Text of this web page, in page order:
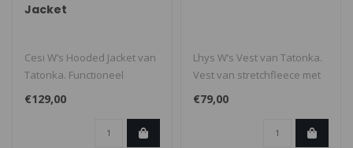
Jacket
Cesi W’s Hooded Jacket van
Tatonka. Functioneel
softshell jack met
verstelbare..
€129,00
Lhys W’s Vest van Tatonka.
Vest van stretchfleece met
verstelbare hoge kraag. ..
€79,00